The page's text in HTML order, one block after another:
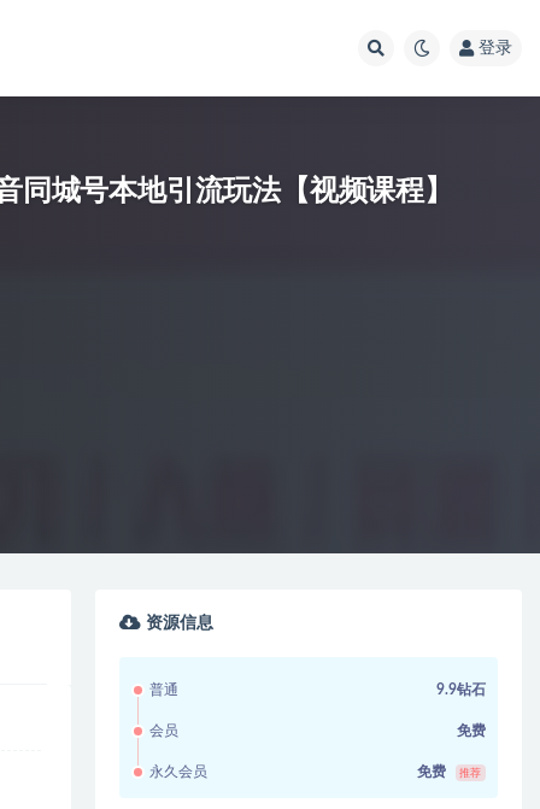
登录
城号本地引流玩法【视频课程】
资源信息
普通 9.9钻石
会员 免费
永久会员 免费 推荐